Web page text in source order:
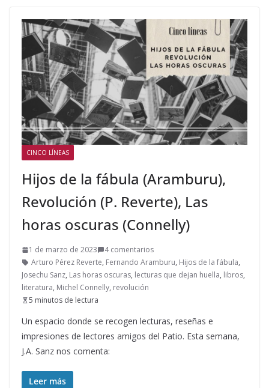
CINCO LÍNEAS
Hijos de la fábula (Aramburu),
Revolución (P. Reverte), Las
horas oscuras (Connelly)
1 de marzo de 2023
4 comentarios
Arturo Pérez Reverte, Fernando Aramburu, Hijos de la fábula,
Josechu Sanz, Las horas oscuras, lecturas que dejan huella, libros,
literatura, Michel Connelly, revolución
5 minutos de lectura
Un espacio donde se recogen lecturas, reseñas e
impresiones de lectores amigos del Patio. Esta semana,
J.A. Sanz nos comenta:
Leer más